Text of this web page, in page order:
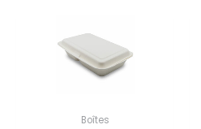
Boîtes